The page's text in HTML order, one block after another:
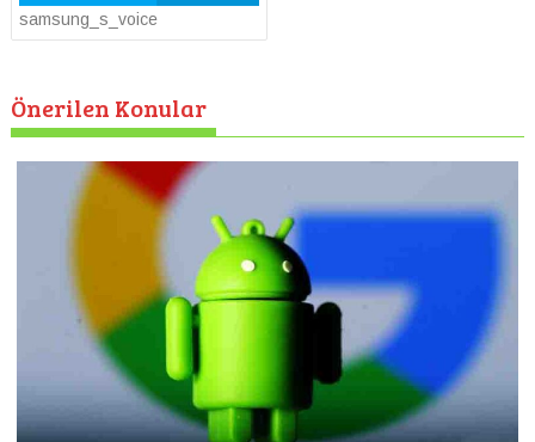
samsung_s_voice
Önerilen Konular